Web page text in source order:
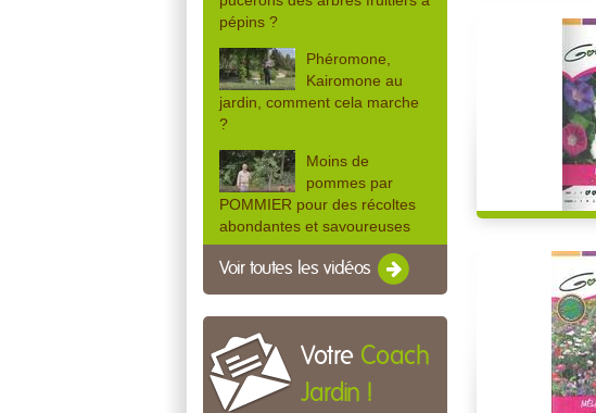
pépins ?
Phéromone,
Kairomone au
jardin, comment cela marche
?
Moins de
pommes par
POMMIER pour des récoltes
abondantes et savoureuses
Voir toutes les vidéos
Votre Coach
Jardin !